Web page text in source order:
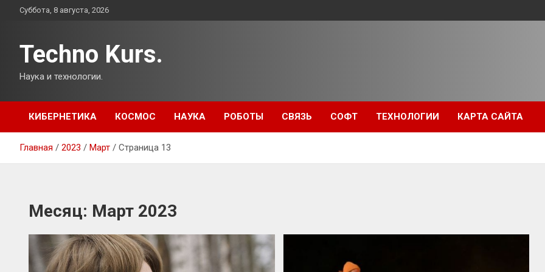
ПерейтиСуббота, 8 августа, 2026
Techno Kurs.
Наука и технологии.
КИБЕРНЕТИКА КОСМОС НАУКА РОБОТЫ СВЯЗЬ СОФТ ТЕХНОЛОГИИ КАРТА САЙТА
Главная 2023 Март Страница 13
Месяц: Март 2023